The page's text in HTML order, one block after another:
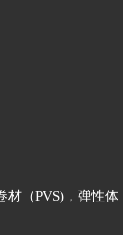
（PVS)，弹性体